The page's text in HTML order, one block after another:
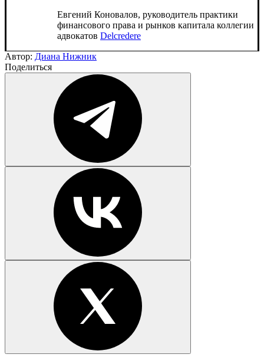
Евгений Коновалов, руководитель практики
финансового права и рынков капитала коллегии
адвокатов Delcredere
Автор: Диана Нижник
Поделиться